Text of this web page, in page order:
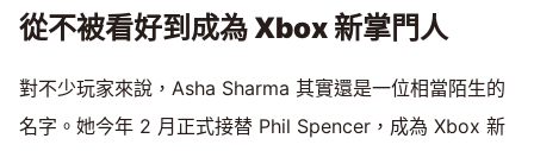
Mute
從不被看好到成為 Xbox 新掌門人
對不少玩家來說，Asha Sharma 其實還是一位相當陌生的
名字。她今年 2 月正式接替 Phil Spencer，成為 Xbox 新